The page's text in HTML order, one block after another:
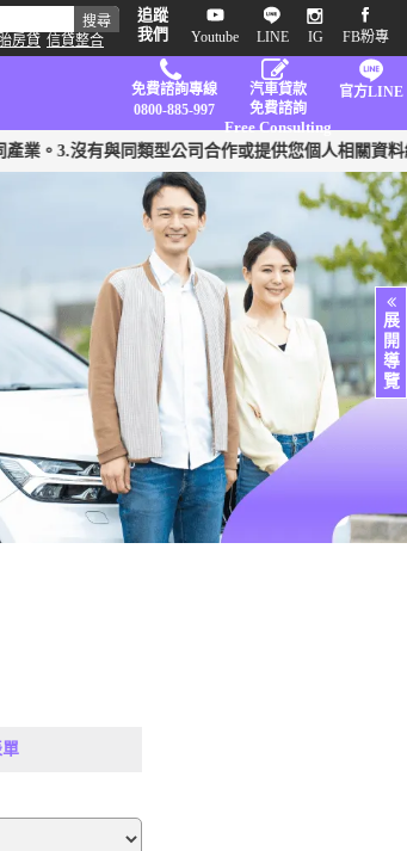
房貸 信貸整合
追蹤
我們
Youtube LINE IG FB粉專
免費諮詢專線
0800-885-997
汽車貸款
免費諮詢
Free Consulting
官方LINE
同類型公司合作或提供您個人相關資料給任何單
展
開
導
覽